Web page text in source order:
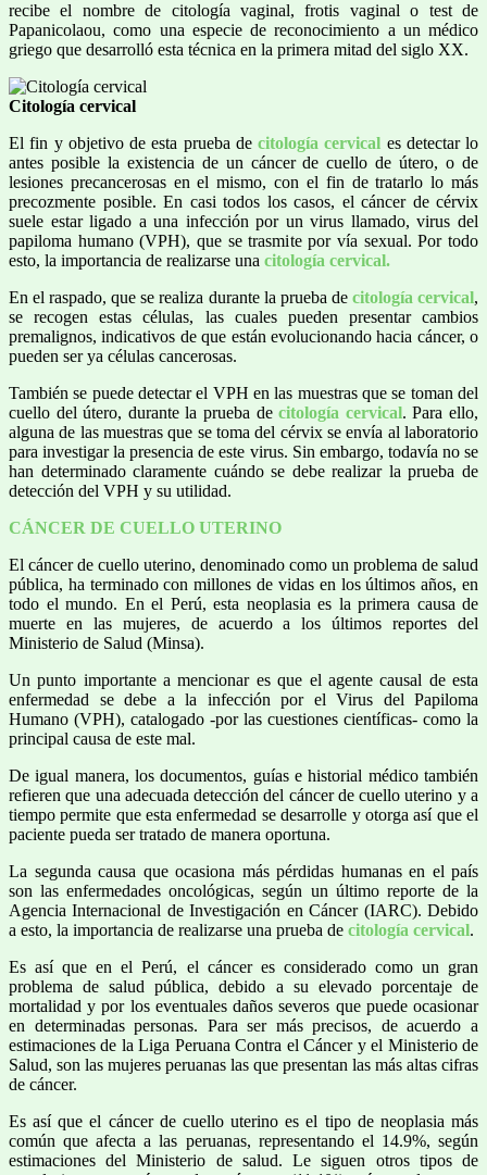
recibe el nombre de citología vaginal, frotis vaginal o test de
Papanicolaou, como una especie de reconocimiento a un médico
griego que desarrolló esta técnica en la primera mitad del siglo XX.
Citología cervical
El fin y objetivo de esta prueba de citología cervical es detectar lo
antes posible la existencia de un cáncer de cuello de útero, o de
lesiones precancerosas en el mismo, con el fin de tratarlo lo más
precozmente posible. En casi todos los casos, el cáncer de cérvix
suele estar ligado a una infección por un virus llamado, virus del
papiloma humano (VPH), que se trasmite por vía sexual. Por todo
esto, la importancia de realizarse una citología cervical.
En el raspado, que se realiza durante la prueba de citología cervical,
se recogen estas células, las cuales pueden presentar cambios
premalignos, indicativos de que están evolucionando hacia cáncer, o
pueden ser ya células cancerosas.
También se puede detectar el VPH en las muestras que se toman del
cuello del útero, durante la prueba de citología cervical. Para ello,
alguna de las muestras que se toma del cérvix se envía al laboratorio
para investigar la presencia de este virus. Sin embargo, todavía no se
han determinado claramente cuándo se debe realizar la prueba de
detección del VPH y su utilidad.
CÁNCER DE CUELLO UTERINO
El cáncer de cuello uterino, denominado como un problema de salud
pública, ha terminado con millones de vidas en los últimos años, en
todo el mundo. En el Perú, esta neoplasia es la primera causa de
muerte en las mujeres, de acuerdo a los últimos reportes del
Ministerio de Salud (Minsa).
Un punto importante a mencionar es que el agente causal de esta
enfermedad se debe a la infección por el Virus del Papiloma
Humano (VPH), catalogado -por las cuestiones científicas- como la
principal causa de este mal.
De igual manera, los documentos, guías e historial médico también
refieren que una adecuada detección del cáncer de cuello uterino y a
tiempo permite que esta enfermedad se desarrolle y otorga así que el
paciente pueda ser tratado de manera oportuna.
La segunda causa que ocasiona más pérdidas humanas en el país
son las enfermedades oncológicas, según un último reporte de la
Agencia Internacional de Investigación en Cáncer (IARC). Debido
a esto, la importancia de realizarse una prueba de citología cervical.
Es así que en el Perú, el cáncer es considerado como un gran
problema de salud pública, debido a su elevado porcentaje de
mortalidad y por los eventuales daños severos que puede ocasionar
en determinadas personas. Para ser más precisos, de acuerdo a
estimaciones de la Liga Peruana Contra el Cáncer y el Ministerio de
Salud, son las mujeres peruanas las que presentan las más altas cifras
de cáncer.
Es así que el cáncer de cuello uterino es el tipo de neoplasia más
común que afecta a las peruanas, representando el 14.9%, según
estimaciones del Ministerio de salud. Le siguen otros tipos de